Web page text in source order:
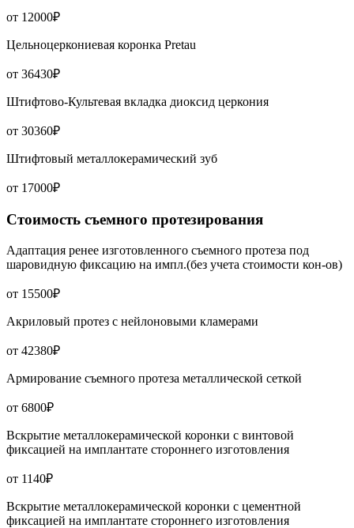
от 12000₽
Цельноцеркониевая коронка Pretau
от 36430₽
Штифтово-Культевая вкладка диоксид церкония
от 30360₽
Штифтовый металлокерамический зуб
от 17000₽
Стоимость съемного протезирования
Адаптация ренее изготовленного съемного протеза под
шаровидную фиксацию на импл.(без учета стоимости кон-ов)
от 15500₽
Акриловый протез с нейлоновыми кламерами
от 42380₽
Армирование съемного протеза металлической сеткой
от 6800₽
Вскрытие металлокерамической коронки с винтовой
фиксацией на имплантате стороннего изготовления
от 1140₽
Вскрытие металлокерамической коронки с цементной
фиксацией на имплантате стороннего изготовления